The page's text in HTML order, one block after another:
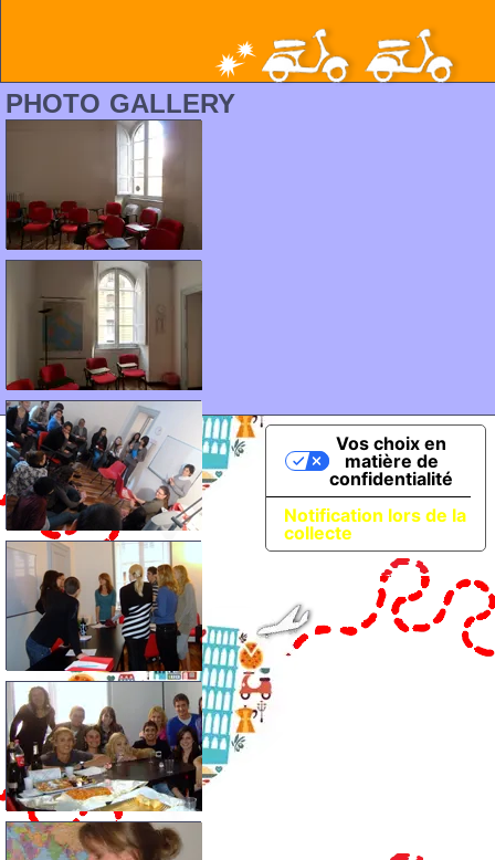
PHOTO GALLERY
Notification lors de la
collecte
Vos choix en
matière de
confidentialité